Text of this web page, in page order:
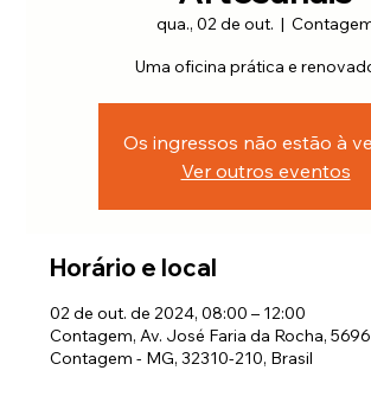
qua., 02 de out.
  |
Uma oficina prática e
Os ingressos não estão à
Ver outros eventos
Horário e local
02 de out. de 2024, 08:00 – 12:00
Contagem, Av. José Faria da Rocha,
Contagem - MG, 32310-210, Brasil